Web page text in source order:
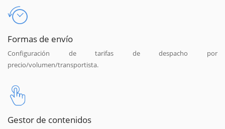
Formas de envío
Configuración de tarifas de despacho por
precio/volumen/transportista.
Gestor de contenidos